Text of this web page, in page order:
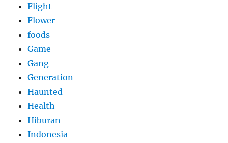
Flight
Flower
foods
Game
Gang
Generation
Haunted
Health
Hiburan
Indonesia